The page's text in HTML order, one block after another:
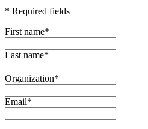
* Required fields
First name*
Last name*
Organization*
Email*